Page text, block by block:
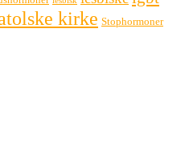
kirke Stophormoner